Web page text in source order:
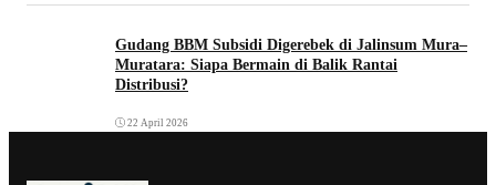
Gudang BBM Subsidi Digerebek di Jalinsum Mura–
Muratara: Siapa Bermain di Balik Rantai
Distribusi?
22 April 2026